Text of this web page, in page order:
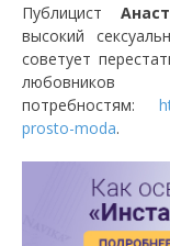
Публицист
высокий
советует
потребностям:
prosto-moda.